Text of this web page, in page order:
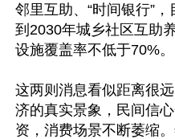
邻里互助、“时间银行”，
到2030年城乡社区互助
设施覆盖率不低于70%。
这两则消息看似距离很
济的真实景象，民间信
资，消费场景不断萎缩